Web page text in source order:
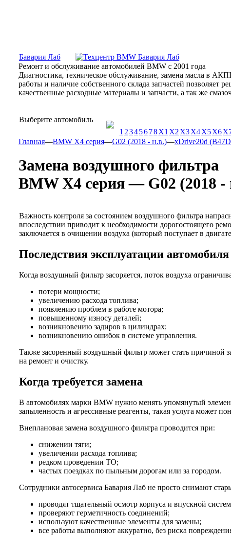
Бавария Лаб
Ремонт и обслуживание автомобилей BMW с 2001 года
Диагностика, техническое обслуживание, замена масла в
работы и наличие собственного склада запчастей
качественные расходные материалы и запчасти, а так же
Выберите автомобиль
1 2345678X1 X2 X3X4X5X6
Главная—BMW X4 серия—G02 (2018 - н.в.)—xDrive20d
Замена воздушного фильтра
BMW X4 серия — G02 (2018 -
Важность контроля за состоянием воздушного фильтра
впоследствии приводит к необходимости дорогостоящего
заключается в очищении воздуха (который поступает в
Последствия эксплуатации
Когда воздушный фильтр засоряется, поток воздуха
потери мощности;
увеличению расхода топлива;
появлению проблем в работе мотора;
повышенному износу деталей;
возникновению задиров в цилиндрах;
возникновению ошибок в системе управления.
Также засоренный воздушный фильтр может стать причиной
на ремонт и очистку.
Когда требуется замена
В автомобилях марки BMW нужно менять упомянутый
запыленность и агрессивные реагенты, такая услуга может
Внеплановая замена воздушного фильтра проводится при:
снижении тяги;
увеличении расхода топлива;
редком проведении ТО;
частых поездках по пыльным дорогам или за городом.
Сотрудники автосервиса Бавария Лаб не просто снимают
проводят тщательный осмотр корпуса и впускной
проверяют герметичность соединений;
используют качественные элементы для замены;
все работы выполняют аккуратно, без риска